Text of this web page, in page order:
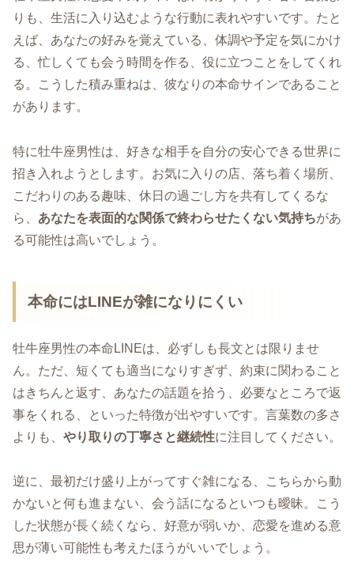
りも、生活に入り込むような行動に表れやすいです。たと
えば、あなたの好みを覚えている、体調や予定を気にかけ
る、忙しくても会う時間を作る、役に立つことをしてくれ
る。こうした積み重ねは、彼なりの本命サインであること
があります。
特に牡牛座男性は、好きな相手を自分の安心できる世界に
招き入れようとします。お気に入りの店、落ち着く場所、
こだわりのある趣味、休日の過ごし方を共有してくるな
ら、 あなたを表面的な関係で終わらせたくない気持ちがあ
る可能性は高いでしょう。
本命にはLINEが雑になりにくい
牡牛座男性の本命LINEは、必ずしも長文とは限りませ
ん。ただ、短くても適当になりすぎず、約束に関わること
はきちんと返す、あなたの話題を拾う、必要なところで返
事をくれる、といった特徴が出やすいです。言葉数の多さ
よりも、 やり取りの丁寧さと継続性に注目してください。
逆に、最初だけ盛り上がってすぐ雑になる、こちらから動
かないと何も進まない、会う話になるといつも曖昧。こう
した状態が長く続くなら、好意が弱いか、恋愛を進める意
思が薄い可能性も考えたほうがいいでしょう。